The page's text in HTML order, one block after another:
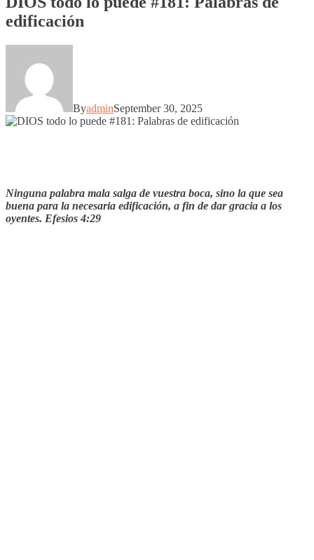
edificación
ByadminSeptember 30, 2025
Ninguna palabra mala salga de vuestra boca, sino la que sea
buena para la necesaria edificación, a fin de dar gracia a los
oyentes. Efesios 4:29